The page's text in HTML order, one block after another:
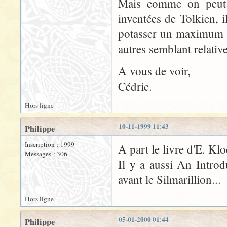
Mais comme on
inventées de Tolkien,
potasser un
autres semblant
A vous de voir,
Cédric.
Hors ligne
10-11-1999 11:43
Philippe
Inscription : 1999
Messages : 306
A part le livre d'E.
Il y a aussi An
avant le Silmarillion...
Hors ligne
05-01-2000 01:44
Philippe